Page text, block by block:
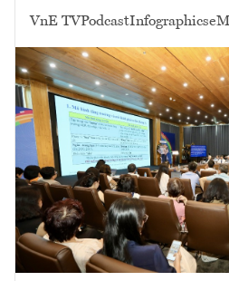
VnE TVPodcastInfographics